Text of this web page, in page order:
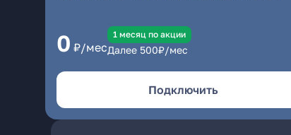
0 ₽/мес
1 месяц по акции
Далее 500₽/мес
Подключить